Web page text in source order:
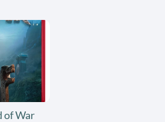
of War